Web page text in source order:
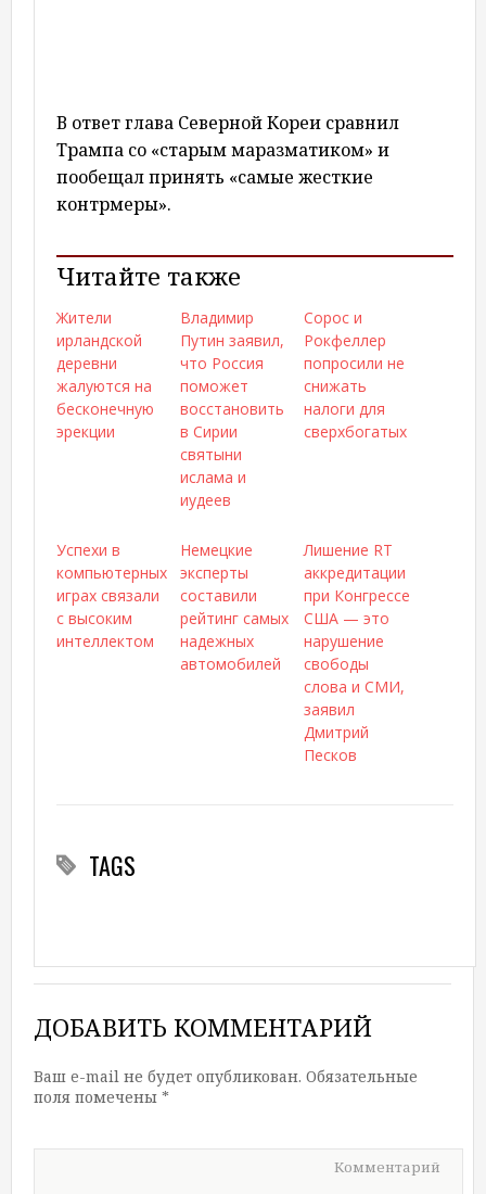
В ответ глава Северной Кореи сравнил
Трампа со «старым маразматиком» и
пообещал принять «самые жесткие
контрмеры».
Читайте также
Жители
ирландской
деревни
жалуются на
бесконечную
эрекции
Владимир
Путин заявил,
что Россия
поможет
восстановить
в Сирии
святыни
ислама и
иудеев
Сорос и
Рокфеллер
попросили не
снижать
налоги для
сверхбогатых
Успехи в
компьютерных
играх связали
с высоким
интеллектом
Немецкие
эксперты
составили
рейтинг самых
надежных
автомобилей
Лишение RT
аккредитации
при Конгрессе
США — это
нарушение
свободы
слова и СМИ,
заявил
Дмитрий
Песков
TAGS
ДОБАВИТЬ КОММЕНТАРИЙ
Ваш e-mail не будет опубликован. Обязательные
поля помечены *
Комментарий